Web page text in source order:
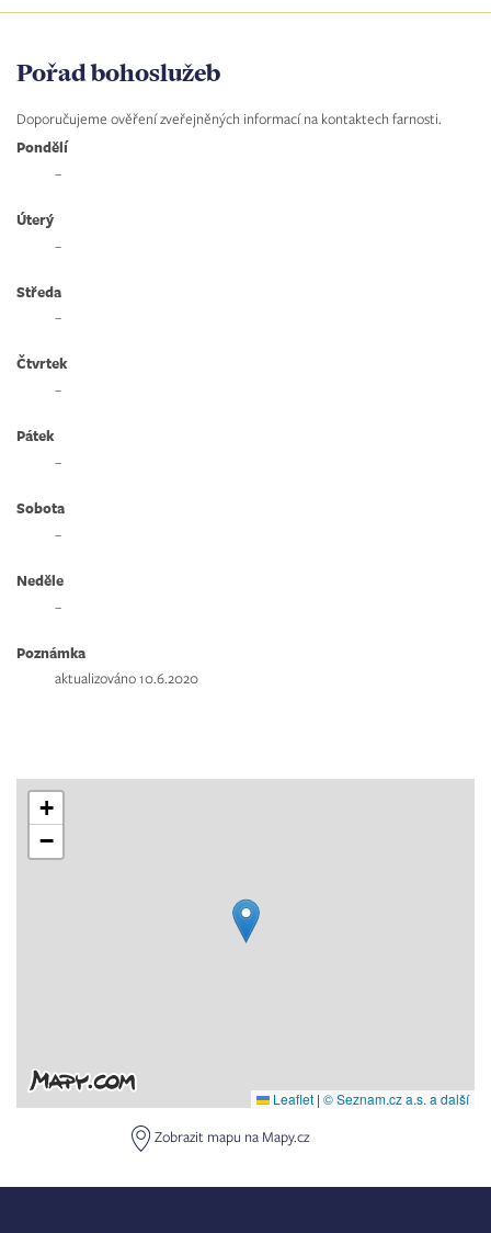
Pořad bohoslužeb
Doporučujeme ověření zveřejněných informací na kontaktech farnosti.
Pondělí
–
Úterý
–
Středa
–
Čtvrtek
–
Pátek
–
Sobota
–
Neděle
–
Poznámka
aktualizováno 10.6.2020
+
−
Leaflet | © Seznam.cz a.s. a další
Zobrazit mapu na Mapy.cz